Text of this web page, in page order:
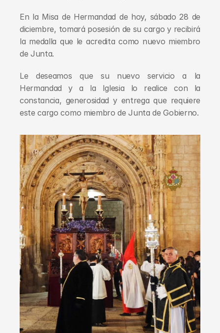
En la Misa de Hermandad de hoy, sábado 28 de
diciembre, tomará posesión de su cargo y recibirá
la medalla que le acredita como nuevo miembro
de Junta.
Le deseamos que su nuevo servicio a la
Hermandad y a la Iglesia lo realice con la
constancia, generosidad y entrega que requiere
este cargo como miembro de Junta de Gobierno.